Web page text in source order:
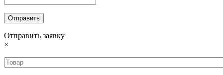
Отправить заявку
×